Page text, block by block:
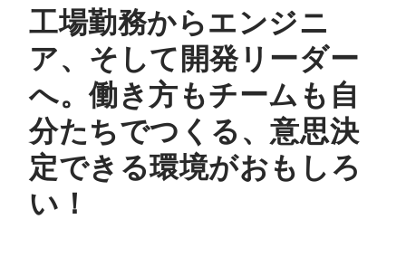
工場勤務からエンジニ
ア、そして開発リーダー
へ。働き方もチームも自
分たちでつくる、意思決
定できる環境がおもしろ
い！